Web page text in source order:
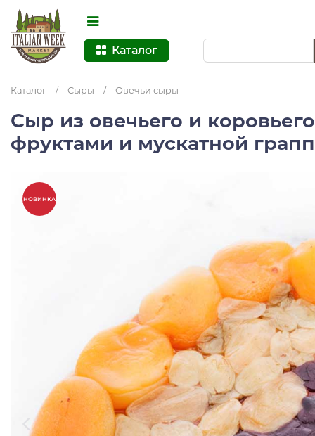
Каталог
Каталог / Сыры / Овечьи сыры
Сыр из овечьего и
фруктами и мускатной
НОВИНКА